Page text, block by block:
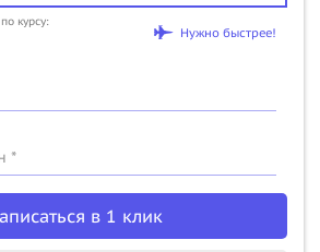
курсу:
Нужно быстрее!
*
в 1 клик